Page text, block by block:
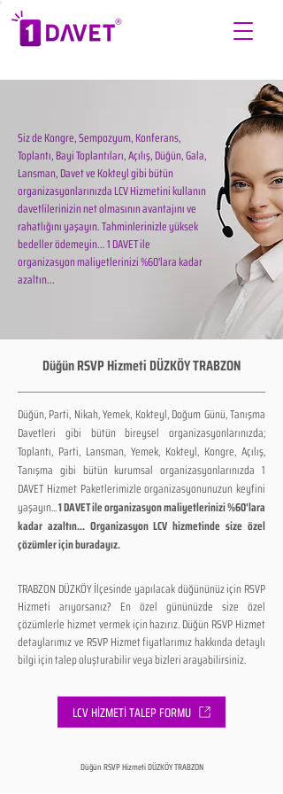
Siz de Kongre, Sempozyum, Konferans,
Toplantı, Bayi Toplantıları, Açılış, Düğün, Gala,
Lansman, Davet ve Kokteyl gibi bütün
organizasyonlarınızda LCV Hizmetini kullanın
davetlilerinizin net olmasının avantajını ve
rahatlığını yaşayın. Tahminlerinizle yüksek
bedeller ödemeyin... 1 DAVET ile
organizasyon maliyetlerinizi %60'lara kadar
azaltın...
Düğün RSVP Hizmeti DÜZKÖY TRABZON
Düğün, Parti, Nikah, Yemek, Kokteyl, Doğum Günü, Tanışma
Davetleri gibi bütün bireysel organizasyonlarınızda;
Toplantı, Parti, Lansman, Yemek, Kokteyl, Kongre, Açılış,
Tanışma gibi bütün kurumsal organizasyonlarınızda 1
DAVET Hizmet Paketlerimizle organizasyonunuzun keyfini
yaşayın...1 DAVET ile organizasyon maliyetlerinizi %60'lara
kadar azaltın... Organizasyon LCV hizmetinde size özel
çözümler için buradayız.
TRABZON DÜZKÖY İlçesinde yapılacak düğününüz için RSVP
Hizmeti arıyorsanız? En özel gününüzde size özel
çözümlerle hizmet vermek için hazırız. Düğün RSVP Hizmet
detaylarımız ve RSVP Hizmet fiyatlarımız hakkında detaylı
bilgi için talep oluşturabilir veya bizleri arayabilirsiniz.
LCV HİZMETİ TALEP FORMU
Düğün RSVP Hizmeti DÜZKÖY TRABZON